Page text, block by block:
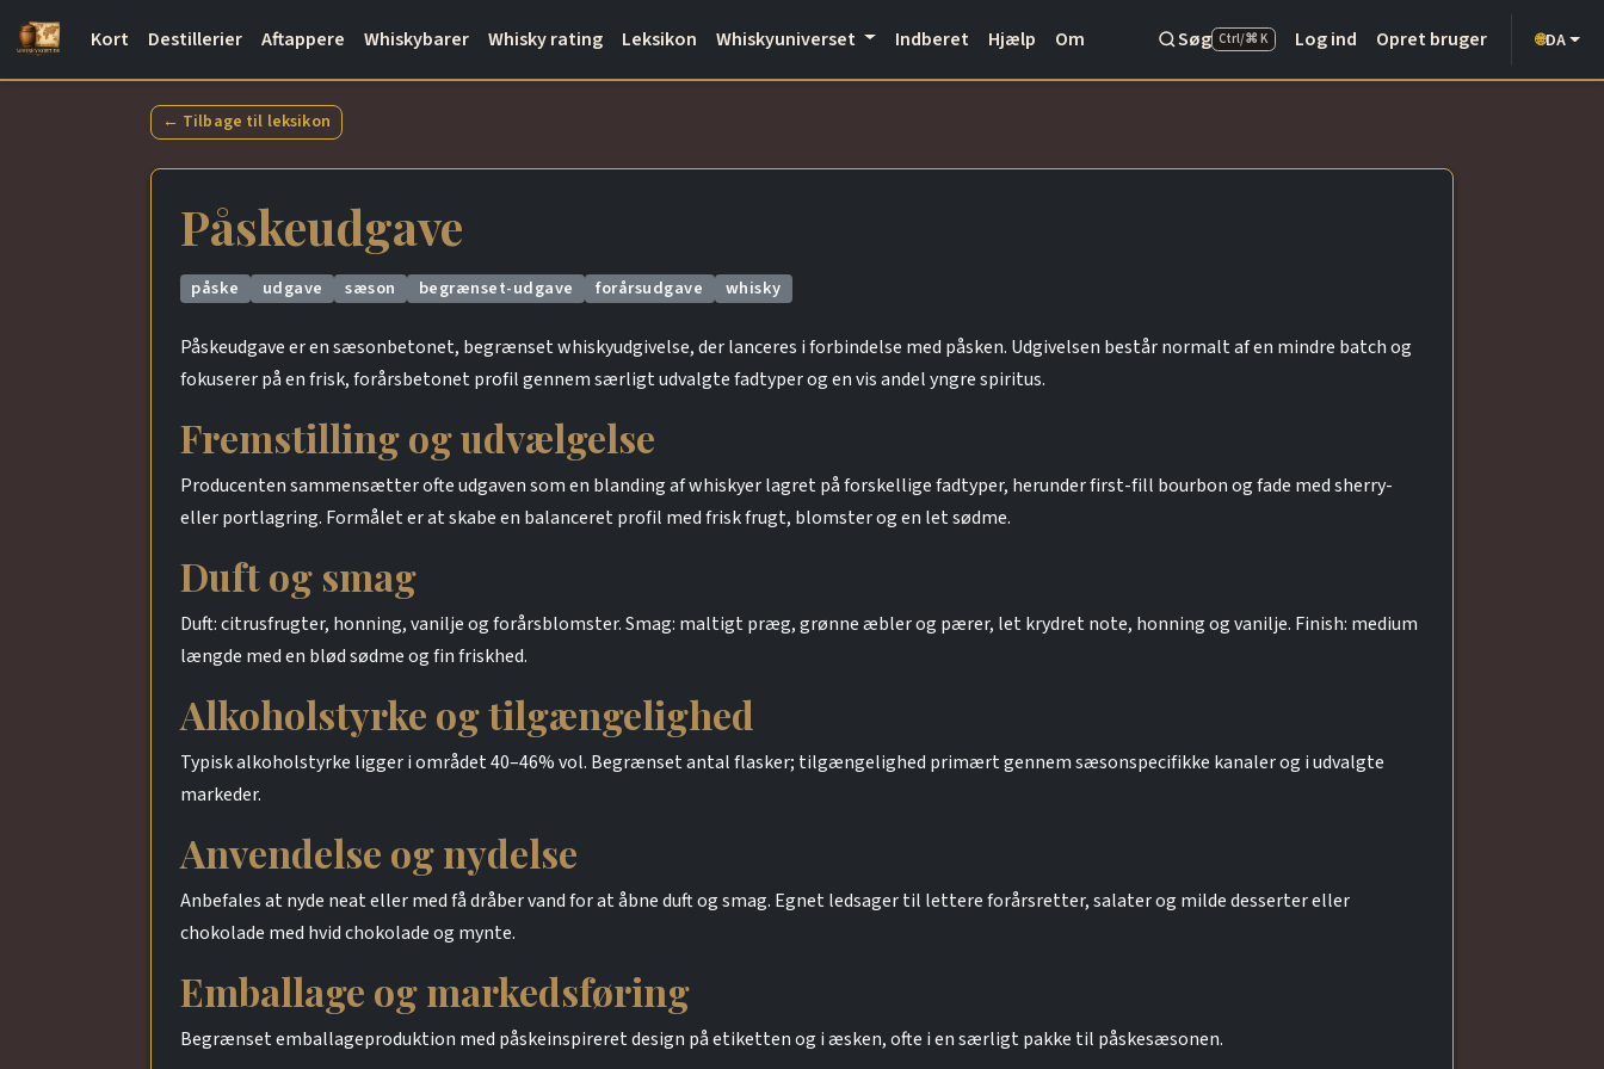
Kort Destillerier Aftappere Whiskybarer Whisky rating Leksikon Whiskyuniverset Indberet Hjælp Om Søg Ctrl/⌘ K Log ind Opret bruger 🌐DA
← Tilbage til leksikon
Påskeudgave
påske udgave sæson begrænset-udgave forårsudgave whisky
Påskeudgave er en sæsonbetonet, begrænset whiskyudgivelse, der lanceres i forbindelse med påsken. Udgivelsen består normalt af en mindre batch og
fokuserer på en frisk, forårsbetonet profil gennem særligt udvalgte fadtyper og en vis andel yngre spiritus.
Fremstilling og udvælgelse
Producenten sammensætter ofte udgaven som en blanding af whiskyer lagret på forskellige fadtyper, herunder first-fill bourbon og fade med sherry-
eller portlagring. Formålet er at skabe en balanceret profil med frisk frugt, blomster og en let sødme.
Duft og smag
Duft: citrusfrugter, honning, vanilje og forårsblomster. Smag: maltigt præg, grønne æbler og pærer, let krydret note, honning og vanilje. Finish: medium
længde med en blød sødme og fin friskhed.
Alkoholstyrke og tilgængelighed
Typisk alkoholstyrke ligger i området 40–46% vol. Begrænset antal flasker; tilgængelighed primært gennem sæsonspecifikke kanaler og i udvalgte
markeder.
Anvendelse og nydelse
Anbefales at nyde neat eller med få dråber vand for at åbne duft og smag. Egnet ledsager til lettere forårsretter, salater og milde desserter eller
chokolade med hvid chokolade og mynte.
Emballage og markedsføring
Begrænset emballageproduktion med påskeinspireret design på etiketten og i æsken, ofte i en særligt pakke til påskesæsonen.